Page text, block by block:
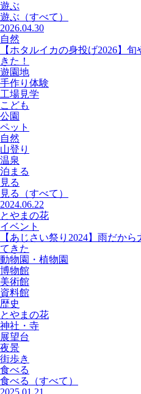
遊ぶ
遊ぶ （すべて）
2026.04.30
自然
【ホタルイカの身投げ2026】
きた！
遊園地
手作り体験
工場見学
こども
公園
ペット
自然
山登り
温泉
泊まる
見る
見る
（すべて）
2024.06.22
とやまの花
イベント
【あじさい祭り2024】雨だか
てきた
動物園・植物園
博物館
美術館
資料館
歴史
とやまの花
神社・寺
展望台
夜景
街歩き
食べる
食べる
（すべて）
2025.01.21